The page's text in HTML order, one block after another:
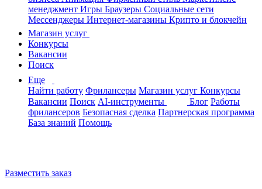
менеджмент Игры Браузеры Социальные сети
Мессенджеры Интернет-магазины Крипто и блокчейн
Магазин услуг
Конкурсы
Вакансии
Поиск
Еще
Найти работу Фрилансеры Магазин услуг Конкурсы
Вакансии Поиск AI-инструменты Блог Работы
фрилансеров Безопасная сделка Партнерская программа
База знаний Помощь
Разместить заказ